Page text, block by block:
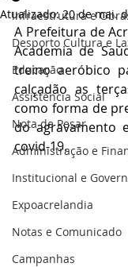
Infraestrutura e
Desporto Cultura e
Educação
Assistência Social
Nota de Pesar
Administração e
Institucional e
Expoacrelandia
Notas e Comunicado
Campanhas
Atualizado:20 de mai.
A Prefeitura de
Academia de
treino aeróbico
calçadão as
como forma de
do agravamento
covid-19.